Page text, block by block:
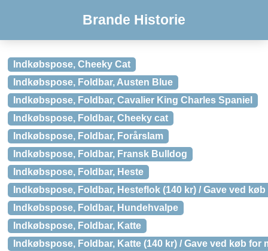
Brande Historie
Indkøbspose, Cheeky Cat
Indkøbspose, Foldbar, Austen Blue
Indkøbspose, Foldbar, Cavalier King Charles Spaniel
Indkøbspose, Foldbar, Cheeky cat
Indkøbspose, Foldbar, Forårslam
Indkøbspose, Foldbar, Fransk Bulldog
Indkøbspose, Foldbar, Heste
Indkøbspose, Foldbar, Hesteflok (140 kr) / Gave ved
Indkøbspose, Foldbar, Hundehvalpe
Indkøbspose, Foldbar, Katte
Indkøbspose, Foldbar, Katte (140 kr) / Gave ved køb for